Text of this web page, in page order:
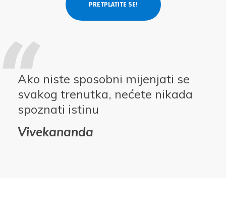
Ako niste sposobni mijenjati se
svakog trenutka, nećete nikada
spoznati istinu
Vivekananda